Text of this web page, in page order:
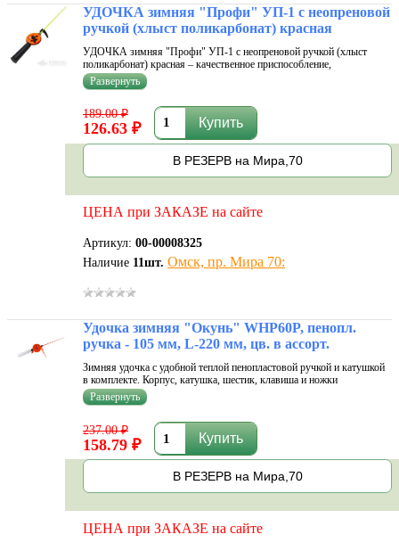
УДОЧКА зимняя "Профи" УП-1 с неопреновой
ручкой (хлыст поликарбонат) красная
УДОЧКА зимняя "Профи" УП-1 с неопреновой ручкой (хлыст
поликарбонат) красная – качественное приспособление,
изготовленное из морозоустойчивого и ударокрепкого пластика.
Такая недорогая и привлекательная на вид удочка порадует каждого
189.00 ₽
126.63 ₽
В РЕЗЕРВ на Мира,70
ЦЕНА при ЗАКАЗЕ на сайте
Артикул: 00-00008325
Наличие 11шт. Омск, пр. Мира 70:
Удочка зимняя "Окунь" WHP60P, пенопл.
ручка - 105 мм, L-220 мм, цв. в ассорт.
Зимняя удочка с удобной теплой пенопластовой ручкой и катушкой
в комплекте. Корпус, катушка, шестик, клавиша и ножки
изготовлены из поликарбоната. Сверхвысокая прочность
поликарбоната, малая остаточная деформация, широкий диапазон
237.00 ₽
158.79 ₽
В РЕЗЕРВ на Мира,70
ЦЕНА при ЗАКАЗЕ на сайте